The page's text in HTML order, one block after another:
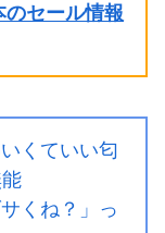
セール情報
くていい匂
くね？」っ